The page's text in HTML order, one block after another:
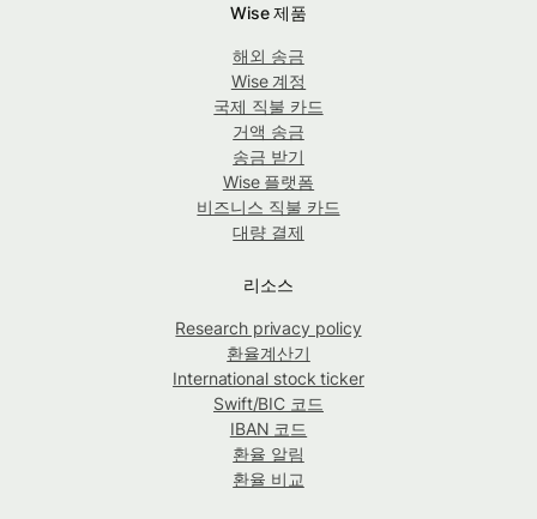
Wise 제품
해외 송금
Wise 계정
국제 직불 카드
거액 송금
송금 받기
Wise 플랫폼
비즈니스 직불 카드
대량 결제
리소스
Research privacy policy
환율계산기
International stock ticker
Swift/BIC 코드
IBAN 코드
환율 알림
환율 비교